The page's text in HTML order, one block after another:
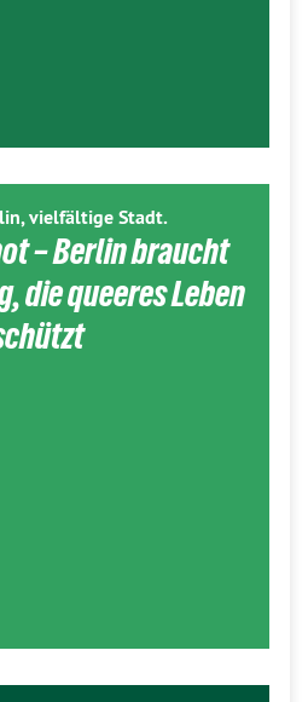
vielfältige Stadt.
– Berlin braucht
die queeres Leben